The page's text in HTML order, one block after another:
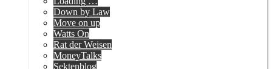
Down by Law
Move on up
Watts On
Rat der Weisen
MoneyTalks
Sektenblog